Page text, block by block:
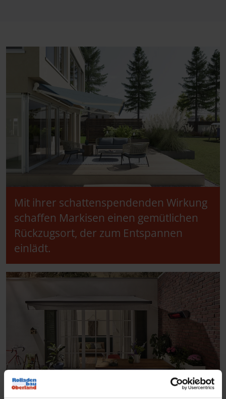
Mit ihrer schattenspendenden Wirkung
schaffen Markisen einen gemütlichen
Rückzugsort, der zum Entspannen
einlädt.